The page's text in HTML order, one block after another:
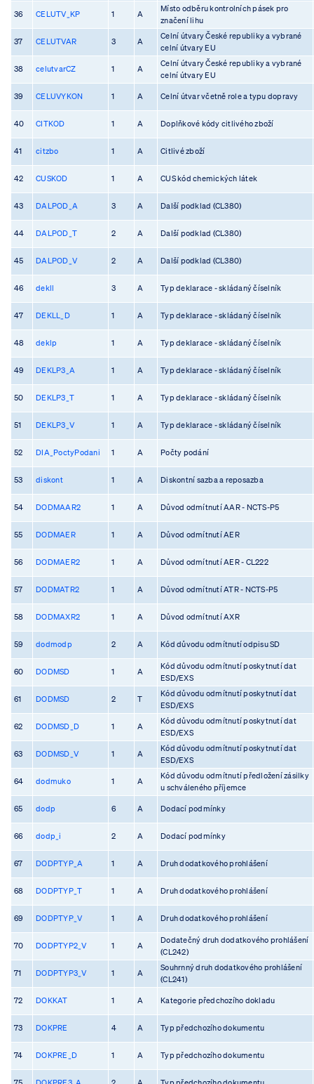
36 CELUTV_KP 1 A
Místo odběru kontrolních pásek pro
značení lihu
37 CELUTVAR 3 A
Celní útvary České republiky a vybrané
celní útvary EU
38 celutvarCZ 1 A
Celní útvary České republiky a vybrané
celní útvary EU
39 CELUVYKON 1 A Celní útvar včetně role a typu dopravy
40 CITKOD 1 A Doplňkové kódy citlivého zboží
41 citzbo 1 A Citlivé zboží
42 CUSKOD 1 A CUS kód chemických látek
43 DALPOD_A 3 A Další podklad (CL380)
44 DALPOD_T 2 A Další podklad (CL380)
45 DALPOD_V 2 A Další podklad (CL380)
46 dekll 3 A Typ deklarace - skládaný číselník
47 DEKLL_D 1 A Typ deklarace - skládaný číselník
48 deklp 1 A Typ deklarace - skládaný číselník
49 DEKLP3_A 1 A Typ deklarace - skládaný číselník
50 DEKLP3_T 1 A Typ deklarace - skládaný číselník
51 DEKLP3_V 1 A Typ deklarace - skládaný číselník
52 DIA_PoctyPodani 1 A Počty podání
53 diskont 1 A Diskontní sazba a reposazba
54 DODMAAR2 1 A Důvod odmítnutí AAR - NCTS-P5
55 DODMAER 1 A Důvod odmítnutí AER
56 DODMAER2 1 A Důvod odmítnutí AER - CL222
57 DODMATR2 1 A Důvod odmítnutí ATR - NCTS-P5
58 DODMAXR2 1 A Důvod odmítnutí AXR
59 dodmodp 2 A Kód důvodu odmítnutí odpisu SD
60 DODMSD 1 A
Kód důvodu odmítnutí poskytnutí dat
ESD/EXS
61 DODMSD 2 T
Kód důvodu odmítnutí poskytnutí dat
ESD/EXS
62 DODMSD_D 1 A
Kód důvodu odmítnutí poskytnutí dat
ESD/EXS
63 DODMSD_V 1 A
Kód důvodu odmítnutí poskytnutí dat
ESD/EXS
64 dodmuko 1 A
Kód důvodu odmítnutí předložení zásilky
u schváleného příjemce
65 dodp 6 A Dodací podmínky
66 dodp_i 2 A Dodací podmínky
67 DODPTYP_A 1 A Druh dodatkového prohlášení
68 DODPTYP_T 1 A Druh dodatkového prohlášení
69 DODPTYP_V 1 A Druh dodatkového prohlášení
70 DODPTYP2_V 1 A
Dodatečný druh dodatkového prohlášení
(CL242)
71 DODPTYP3_V 1 A
Souhrnný druh dodatkového prohlášení
(CL241)
72 DOKKAT 1 A Kategorie předchozího dokladu
73 DOKPRE 4 A Typ předchozího dokumentu
74 DOKPRE_D 1 A Typ předchozího dokumentu